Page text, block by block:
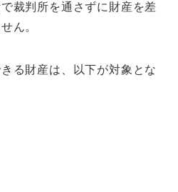
裁判所を通さずに財産を差
ん。
る財産は、以下が対象とな